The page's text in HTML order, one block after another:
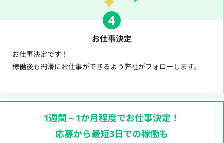
4
お仕事決定
お仕事決定です！
稼働後も円滑にお仕事ができるよう弊社がフォローします。
1週間～1か月程度でお仕事決定！
応募から最短3日での稼働も